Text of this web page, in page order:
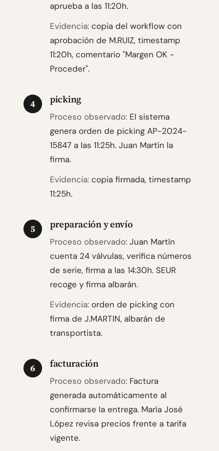
aprueba a las 11:20h.
Evidencia: copia del workflow con
aprobación de M.RUIZ, timestamp
11:20h, comentario "Margen OK -
Proceder".
4 picking
Proceso observado: El sistema
genera orden de picking AP-2024-
15847 a las 11:25h. Juan Martín la
firma.
Evidencia: copia firmada, timestamp
11:25h.
5 preparación y envío
Proceso observado: Juan Martín
cuenta 24 válvulas, verifica números
de serie, firma a las 14:30h. SEUR
recoge y firma albarán.
Evidencia: orden de picking con
firma de J.MARTIN, albarán de
transportista.
6 facturación
Proceso observado: Factura
generada automáticamente al
confirmarse la entrega. María José
López revisa precios frente a tarifa
vigente.